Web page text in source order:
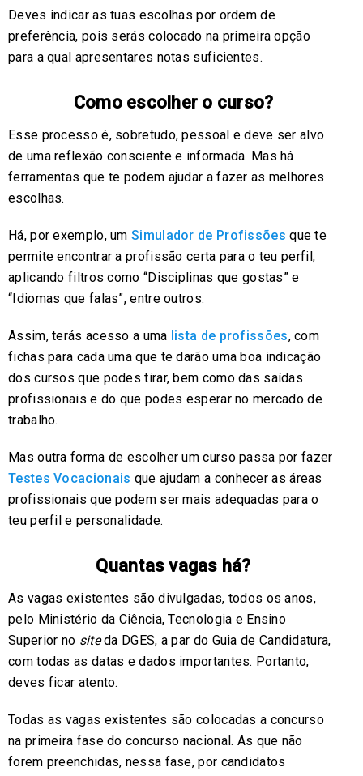
Deves indicar as tuas escolhas por ordem de
preferência, pois serás colocado na primeira opção
para a qual apresentares notas suficientes.
Como escolher o curso?
Esse processo é, sobretudo, pessoal e deve ser alvo
de uma reflexão consciente e informada. Mas há
ferramentas que te podem ajudar a fazer as melhores
escolhas.
Há, por exemplo, um Simulador de Profissões que te
permite encontrar a profissão certa para o teu perfil,
aplicando filtros como “Disciplinas que gostas” e
“Idiomas que falas”, entre outros.
Assim, terás acesso a uma lista de profissões, com
fichas para cada uma que te darão uma boa indicação
dos cursos que podes tirar, bem como das saídas
profissionais e do que podes esperar no mercado de
trabalho.
Mas outra forma de escolher um curso passa por fazer
Testes Vocacionais que ajudam a conhecer as áreas
profissionais que podem ser mais adequadas para o
teu perfil e personalidade.
Quantas vagas há?
As vagas existentes são divulgadas, todos os anos,
pelo Ministério da Ciência, Tecnologia e Ensino
Superior no siteda DGES, a par do Guia de Candidatura,
com todas as datas e dados importantes. Portanto,
deves ficar atento.
Todas as vagas existentes são colocadas a concurso
na primeira fase do concurso nacional. As que não
forem preenchidas, nessa fase, por candidatos